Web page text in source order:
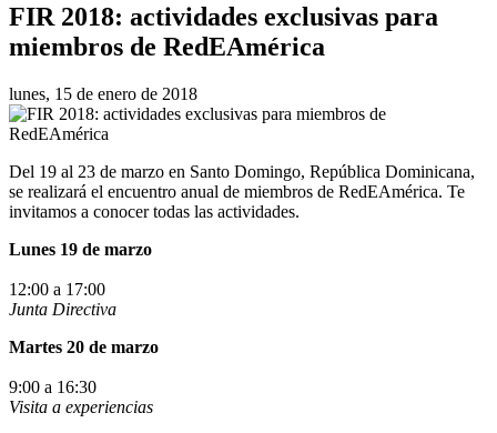
FIR 2018: actividades exclusivas para
miembros de RedEAmérica
lunes, 15 de enero de 2018
Del 19 al 23 de marzo en Santo Domingo, República Dominicana,
se realizará el encuentro anual de miembros de RedEAmérica. Te
invitamos a conocer todas las actividades.
Lunes 19 de marzo
12:00 a 17:00
Junta Directiva
Martes 20 de marzo
9:00 a 16:30
Visita a experiencias